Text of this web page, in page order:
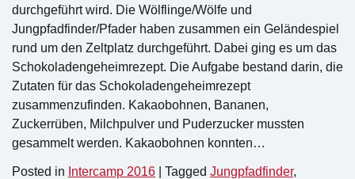
durchgeführt wird. Die Wölflinge/Wölfe und
Jungpfadfinder/Pfader haben zusammen ein Geländespiel
rund um den Zeltplatz durchgeführt. Dabei ging es um das
Schokoladengeheimrezept. Die Aufgabe bestand darin, die
Zutaten für das Schokoladengeheimrezept
zusammenzufinden. Kakaobohnen, Bananen,
Zuckerrüben, Milchpulver und Puderzucker mussten
gesammelt werden. Kakaobohnen konnten…
Posted in Intercamp 2016 Tagged Jungpfadfinder,